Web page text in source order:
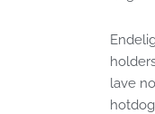
lave